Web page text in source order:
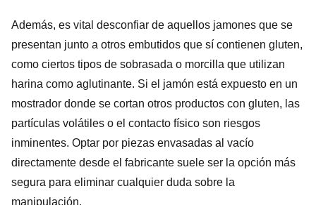
Además, es vital desconfiar de aquellos jamones que se
presentan junto a otros embutidos que sí contienen gluten,
como ciertos tipos de sobrasada o morcilla que utilizan
harina como aglutinante. Si el jamón está expuesto en un
mostrador donde se cortan otros productos con gluten, las
partículas volátiles o el contacto físico son riesgos
inminentes. Optar por piezas envasadas al vacío
directamente desde el fabricante suele ser la opción más
segura para eliminar cualquier duda sobre la
manipulación.